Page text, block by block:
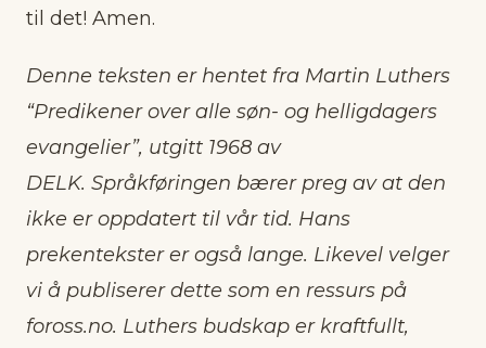
til det! Amen.
Denne teksten er hentet fra Martin Luthers
“Predikener over alle søn- og helligdagers
evangelier”, utgitt 1968 av
DELK. Språkføringen bærer preg av at den
ikke er oppdatert til vår tid. Hans
prekentekster er også lange. Likevel velger
vi å publiserer dette som en ressurs på
foross.no. Luthers budskap er kraftfullt,